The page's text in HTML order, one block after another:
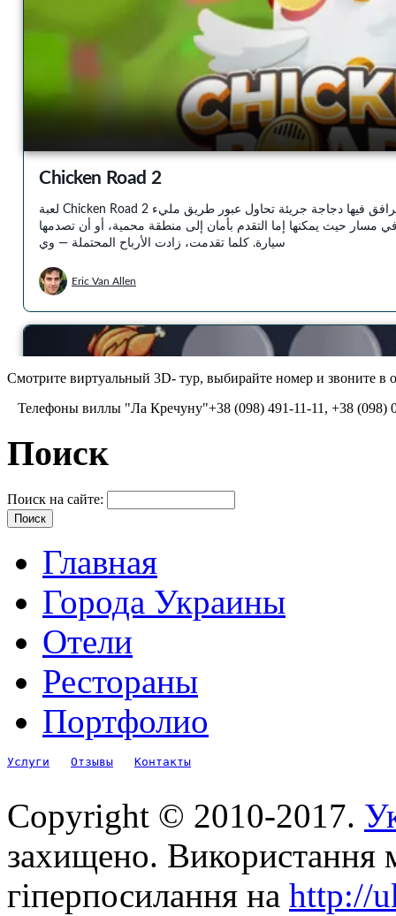
Смотрите виртуальный 3D- тур, выбирайте номер и звоните в
Телефоны виллы "Ла Кречуну"+38 (098) 491-11-11, +38 (098)
Поиск
Поиск на сайте:
Главная
Города Украины
Отели
Рестораны
Портфолио
Услуги Отзывы Контакты
Copyright © 2010-2017.
захищено. Використання
гіперпосилання на http://